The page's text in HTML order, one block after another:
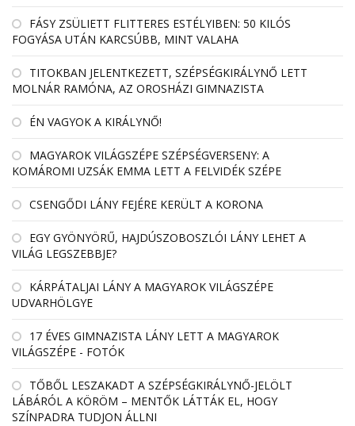
FÁSY ZSÜLIETT FLITTERES ESTÉLYIBEN: 50 KILÓS
FOGYÁSA UTÁN KARCSÚBB, MINT VALAHA
TITOKBAN JELENTKEZETT, SZÉPSÉGKIRÁLYNŐ LETT
MOLNÁR RAMÓNA, AZ OROSHÁZI GIMNAZISTA
ÉN VAGYOK A KIRÁLYNŐ!
MAGYAROK VILÁGSZÉPE SZÉPSÉGVERSENY: A
KOMÁROMI UZSÁK EMMA LETT A FELVIDÉK SZÉPE
CSENGŐDI LÁNY FEJÉRE KERÜLT A KORONA
EGY GYÖNYÖRŰ, HAJDÚSZOBOSZLÓI LÁNY LEHET A
VILÁG LEGSZEBBJE?
KÁRPÁTALJAI LÁNY A MAGYAROK VILÁGSZÉPE
UDVARHÖLGYE
17 ÉVES GIMNAZISTA LÁNY LETT A MAGYAROK
VILÁGSZÉPE - FOTÓK
TŐBŐL LESZAKADT A SZÉPSÉGKIRÁLYNŐ-JELÖLT
LÁBÁRÓL A KÖRÖM – MENTŐK LÁTTÁK EL, HOGY
SZÍNPADRA TUDJON ÁLLNI